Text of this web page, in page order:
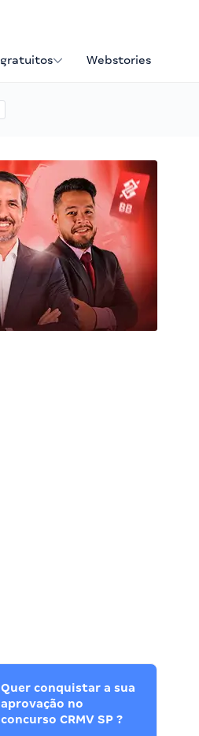
Webstories
Quer conquistar a sua
aprovação no
concurso CRMV SP ?